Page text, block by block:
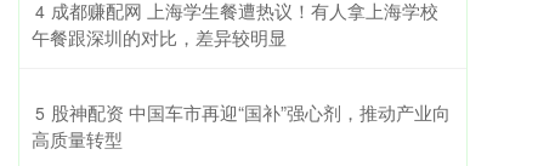
4 ​成都赚配网 上海学生餐遭热议！有人拿上海学校
午餐跟深圳的对比，差异较明显
5 ​股神配资 中国车市再迎“国补”强心剂，推动产业向
高质量转型